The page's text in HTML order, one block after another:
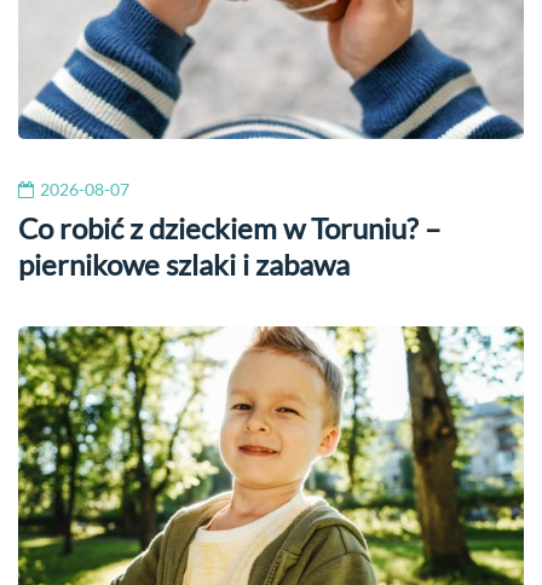
2026-08-07
Co robić z dzieckiem w Toruniu? –
piernikowe szlaki i zabawa